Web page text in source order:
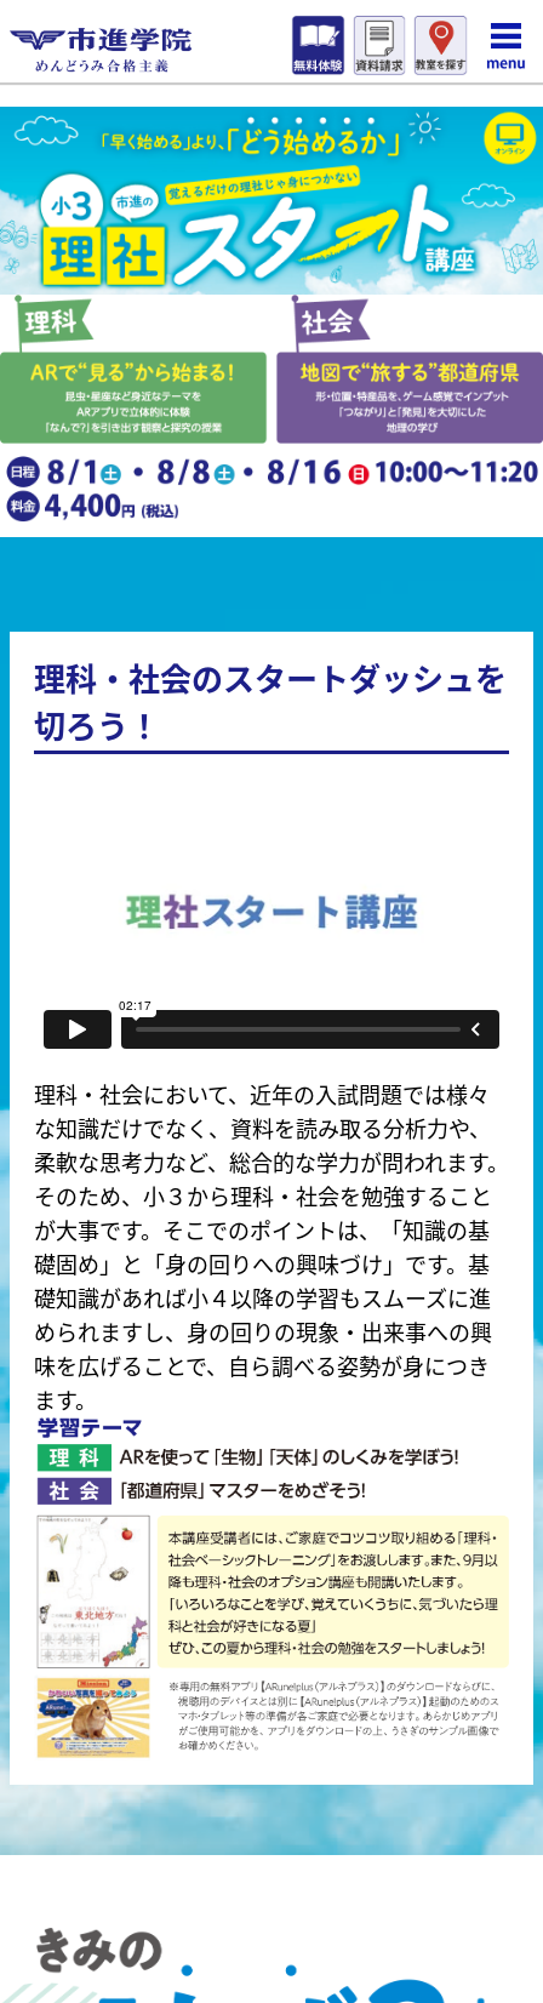
理科・社会のスタートダッシュを
切ろう！
理科・社会において、近年の入試問題では様々
な知識だけでなく、資料を読み取る分析力や、
柔軟な思考力など、総合的な学力が問われます。
そのため、小３から理科・社会を勉強すること
が大事です。そこでのポイントは、「知識の基
礎固め」と「身の回りへの興味づけ」です。基
礎知識があれば小４以降の学習もスムーズに進
められますし、身の回りの現象・出来事への興
味を広げることで、自ら調べる姿勢が身につき
ます。